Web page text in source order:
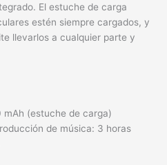
El estuche de carga
estén siempre cargados, y
llevarlos a cualquier parte y
(estuche de carga)
de música: 3 horas